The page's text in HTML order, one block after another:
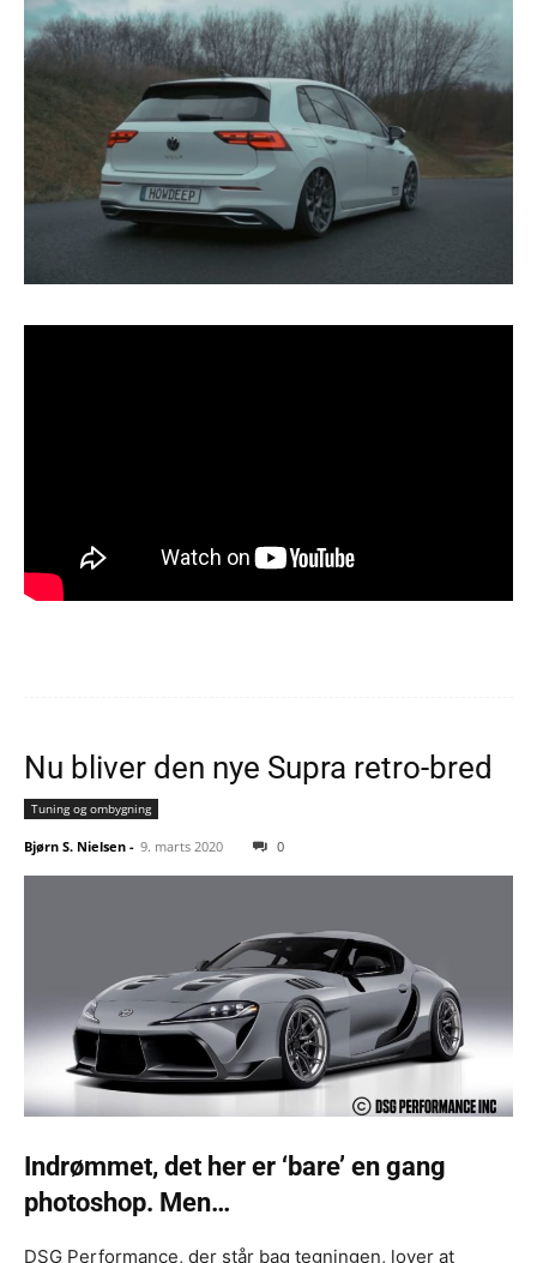
Nu bliver den nye Supra retro-bred
Tuning og ombygning
Bjørn S. Nielsen - 9. marts 2020 0
Indrømmet, det her er ‘bare’ en gang
photoshop. Men…
DSG Performance, der står bag tegningen, lover at